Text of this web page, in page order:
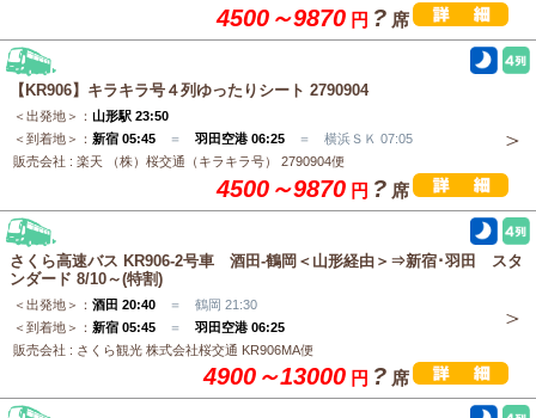
4500～9870 円 ? 席
【KR906】キラキラ号４列ゆったりシート 2790904
＜出発地＞： 山形駅 23:50
＜到着地＞： 新宿 05:45 ＝ 羽田空港 06:25 ＝ 横浜ＳＫ 07:05
販売会社 : 楽天 （株）桜交通（キラキラ号） 2790904便
4500～9870 円 ? 席
さくら高速バス KR906-2号車 酒田-鶴岡＜山形経由＞⇒新宿･羽田 スタ
ンダード 8/10～(特割)
＜出発地＞： 酒田 20:40 ＝ 鶴岡 21:30
＜到着地＞： 新宿 05:45 ＝ 羽田空港 06:25
販売会社 : さくら観光 株式会社桜交通 KR906MA便
4900～13000 円 ? 席